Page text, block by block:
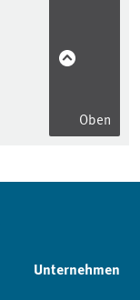
Oben
Unternehmen